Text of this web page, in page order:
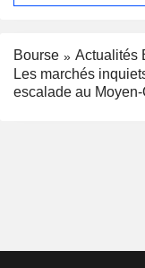
Bourse
Actualités
Les marchés
escalade au